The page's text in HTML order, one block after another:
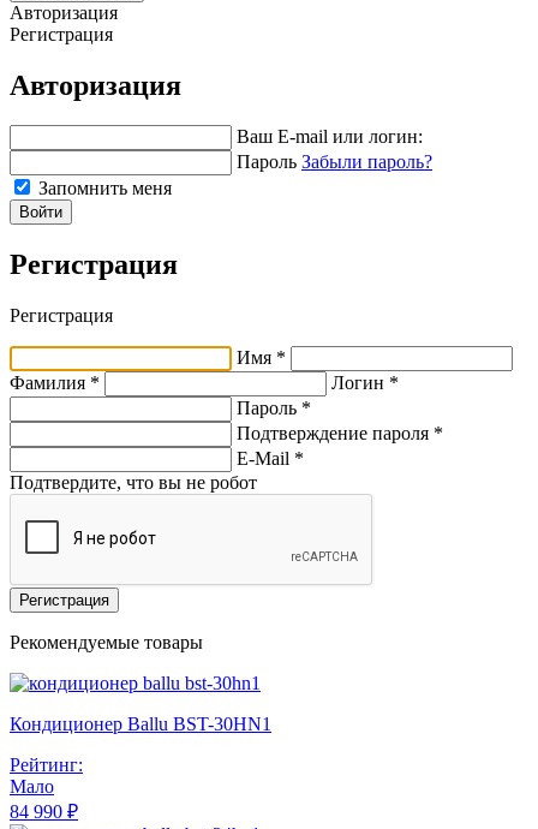
Авторизация
Регистрация
Авторизация
Ваш E-mail или логин:
Пароль Забыли пароль?
Запомнить меня
Войти
Регистрация
Регистрация
Имя *
Фамилия *
Логин *
Пароль *
Подтверждение пароля *
E-Mail *
Подтвердите, что вы не робот
Регистрация
Рекомендуемые товары
Кондиционер Ballu BST-30HN1
Рейтинг:
Мало
84 990 ₽